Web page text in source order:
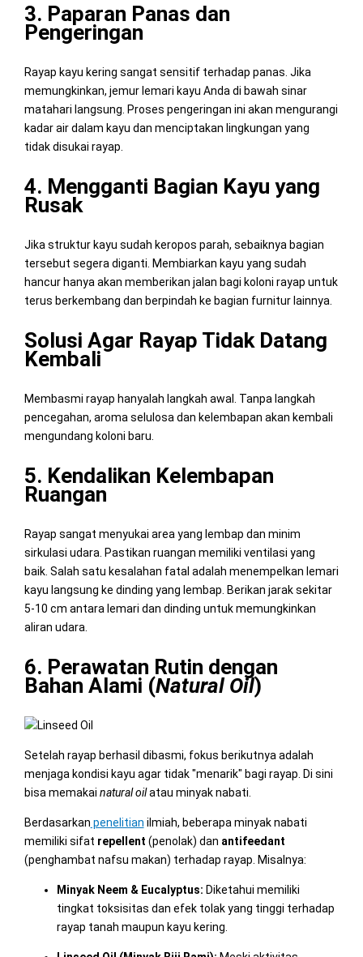
3. Paparan Panas dan
Pengeringan
Rayap kayu kering sangat sensitif terhadap panas. Jika
memungkinkan, jemur lemari kayu Anda di bawah sinar
matahari langsung. Proses pengeringan ini akan mengurangi
kadar air dalam kayu dan menciptakan lingkungan yang
tidak disukai rayap.
4. Mengganti Bagian Kayu yang
Rusak
Jika struktur kayu sudah keropos parah, sebaiknya bagian
tersebut segera diganti. Membiarkan kayu yang sudah
hancur hanya akan memberikan jalan bagi koloni rayap untuk
terus berkembang dan berpindah ke bagian furnitur lainnya.
Solusi Agar Rayap Tidak Datang
Kembali
Membasmi rayap hanyalah langkah awal. Tanpa langkah
pencegahan, aroma selulosa dan kelembapan akan kembali
mengundang koloni baru.
5. Kendalikan Kelembapan
Ruangan
Rayap sangat menyukai area yang lembap dan minim
sirkulasi udara. Pastikan ruangan memiliki ventilasi yang
baik. Salah satu kesalahan fatal adalah menempelkan lemari
kayu langsung ke dinding yang lembap. Berikan jarak sekitar
5-10 cm antara lemari dan dinding untuk memungkinkan
aliran udara.
6. Perawatan Rutin dengan
Bahan Alami (Natural Oil)
Setelah rayap berhasil dibasmi, fokus berikutnya adalah
menjaga kondisi kayu agar tidak "menarik" bagi rayap. Di sini
bisa memakai natural oilatau minyak nabati.
Berdasarkan penelitian ilmiah, beberapa minyak nabati
memiliki sifat repellent (penolak) dan antifeedant
(penghambat nafsu makan) terhadap rayap. Misalnya:
Minyak Neem & Eucalyptus: Diketahui memiliki
tingkat toksisitas dan efek tolak yang tinggi terhadap
rayap tanah maupun kayu kering.